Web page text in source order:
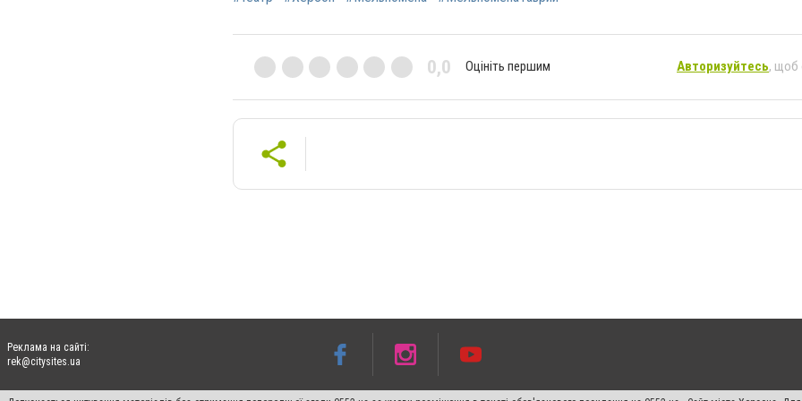
0,0 Оцініть першим Авторизуйтесь, щоб
Реклама на сайті:
rek@citysites.ua